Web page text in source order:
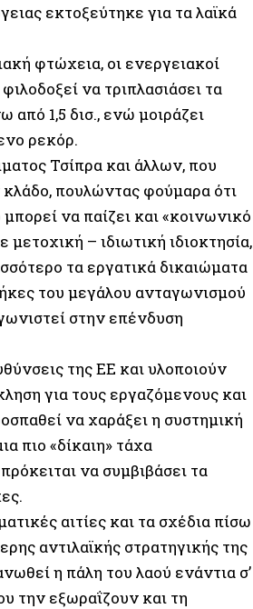
εκτοξεύτηκε για τα λαϊκά
φτώχεια, οι ενεργειακοί
να τριπλασιάσει τα
1,5 δισ., ενώ μοιράζει
ρεκόρ.
Τσίπρα και άλλων, που
πουλώντας φούμαρα ότι
να παίζει και «κοινωνικό
– ιδιωτική ιδιοκτησία,
τα εργατικά δικαιώματα
του μεγάλου ανταγωνισμού
στην επένδυση
της ΕΕ και υλοποιούν
για τους εργαζόμενους και
να χαράξει η συστημική
πιο «δίκαιη» τάχα
να συμβιβάσει τα
αιτίες και τα σχέδια πίσω
αντιλαϊκής στρατηγικής της
η πάλη του λαού ενάντια σ’
την εξωραΐζουν και τη